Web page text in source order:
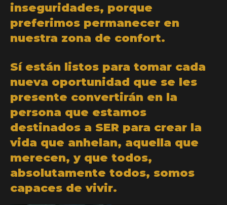
inseguridades, porque
preferimos permanecer en
nuestra zona de confort.
Sí están listos para tomar cada
nueva oportunidad que se les
presente convertirán en la
persona que estamos
destinados a SER para crear la
vida que anhelan, aquella que
merecen, y que todos,
absolutamente todos, somos
capaces de vivir.